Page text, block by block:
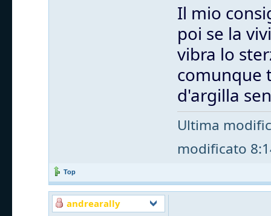
Il mio
poi se la
vibra lo
comunque
d'argilla
Ultima
modificato
Top
andrearally